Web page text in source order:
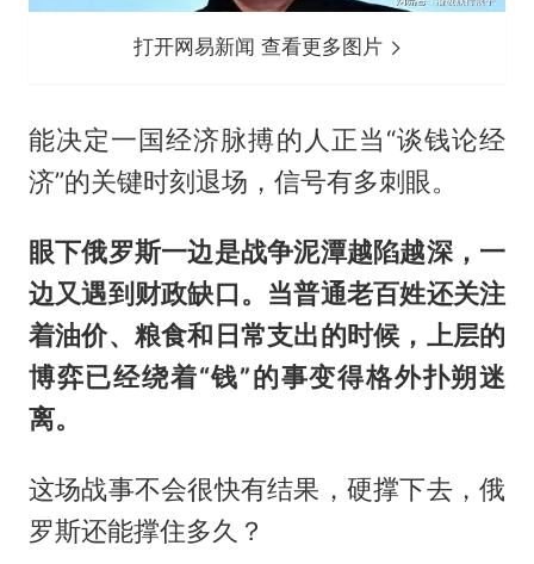
打开网易新闻 查看更多图片
能决定一国经济脉搏的人正当“谈钱论经
济”的关键时刻退场，信号有多刺眼。
眼下俄罗斯一边是战争泥潭越陷越深，一
边又遇到财政缺口。当普通老百姓还关注
着油价、粮食和日常支出的时候，上层的
博弈已经绕着“钱”的事变得格外扑朔迷
离。
这场战事不会很快有结果，硬撑下去，俄
罗斯还能撑住多久？